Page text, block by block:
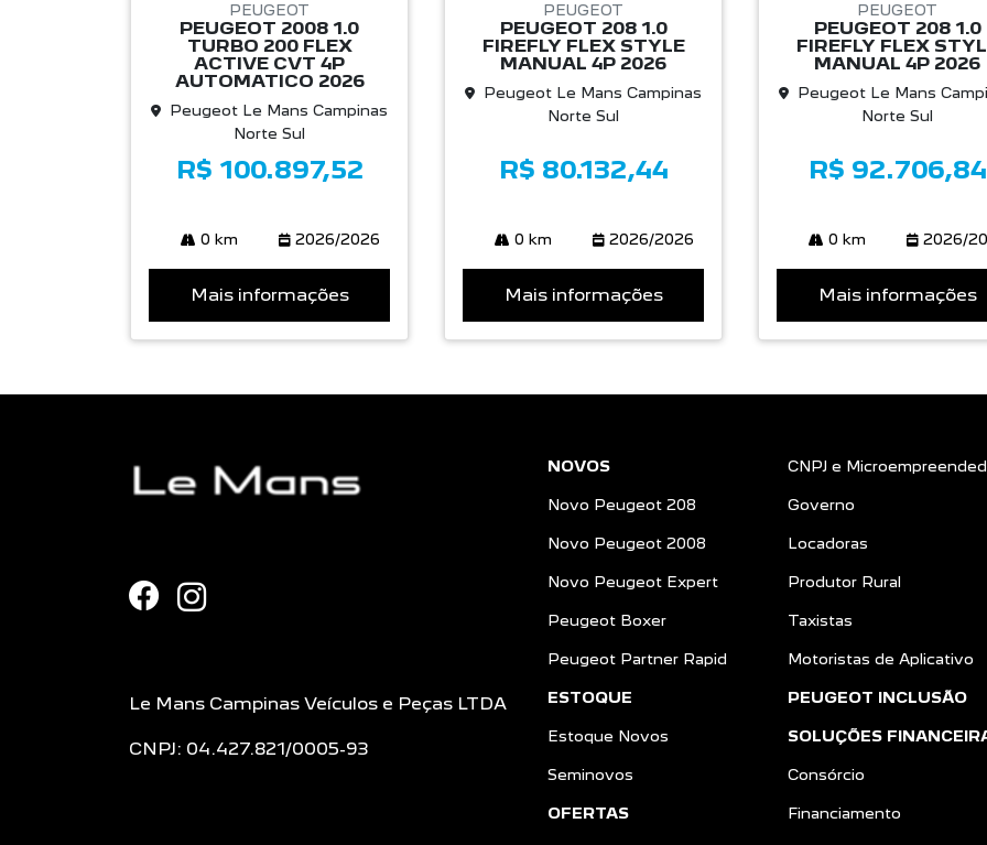
PEUGEOT
PEUGEOT 2008 1.0
TURBO 200 FLEX
ACTIVE CVT 4P
AUTOMATICO 2026
Peugeot Le Mans Campinas
Norte Sul
R$ 100.897,52
0 km 2026/2026
Mais informações
PEUGEOT
PEUGEOT 208 1.0
FIREFLY FLEX STYLE
MANUAL 4P 2026
Peugeot Le Mans Campinas
Norte Sul
R$ 80.132,44
0 km 2026/2026
Mais informações
PEUGEOT
PEUGEOT 208 1.0
FIREFLY FLEX
MANUAL 4P 2026
Peugeot Le Mans
Norte Sul
R$ 92.706,84
0 km 2026/
Mais informações
Le Mans Campinas Veículos e Peças LTDA
CNPJ: 04.427.821/0005-93
NOVOS
Novo Peugeot 208
Novo Peugeot 2008
Novo Peugeot Expert
Peugeot Boxer
Peugeot Partner Rapid
ESTOQUE
Estoque Novos
Seminovos
OFERTAS
CNPJ e
Governo
Locadoras
Produtor Rural
Taxistas
Motoristas de Aplicativo
PEUGEOT INCLUSÃO
SOLUÇÕES
Consórcio
Financiamento